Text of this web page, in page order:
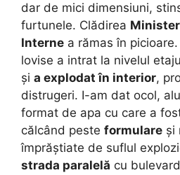
dar de mici dimensiuni,
furtunele. Clădirea
Interne a rămas în
lovise a intrat la nivelul
și a explodat în interior,
distrugeri. I-am dat ocol,
format de apa cu care a
călcând peste formulare și
împrăștiate de suflul
strada paralelă cu